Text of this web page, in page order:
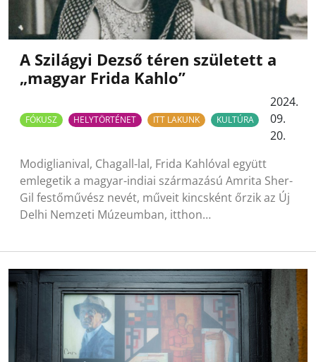
A Szilágyi Dezső téren született a
„magyar Frida Kahlo”
FÓKUSZ HELYTÖRTÉNET ITT LAKUNK KULTÚRA
2024.
09.
20.
Modiglianival, Chagall-lal, Frida Kahlóval együtt
emlegetik a magyar-indiai származású Amrita Sher-
Gil festőművész nevét, műveit kincsként őrzik az Új
Delhi Nemzeti Múzeumban, itthon…